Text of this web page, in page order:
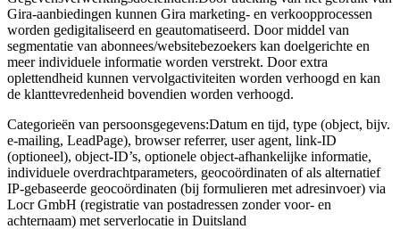
Gira-aanbiedingen kunnen Gira marketing- en verkoopprocessen
worden gedigitaliseerd en geautomatiseerd. Door middel van
segmentatie van abonnees/websitebezoekers kan doelgerichte en
meer individuele informatie worden verstrekt. Door extra
oplettendheid kunnen vervolgactiviteiten worden verhoogd en kan
de klanttevredenheid bovendien worden verhoogd.
Categorieën van persoonsgegevens:Datum en tijd, type (object, bijv.
e-mailing, LeadPage), browser referrer, user agent, link-ID
(optioneel), object-ID’s, optionele object-afhankelijke informatie,
individuele overdrachtparameters, geocoördinaten of als alternatief
IP-gebaseerde geocoördinaten (bij formulieren met adresinvoer) via
Locr GmbH (registratie van postadressen zonder voor- en
achternaam) met serverlocatie in Duitsland